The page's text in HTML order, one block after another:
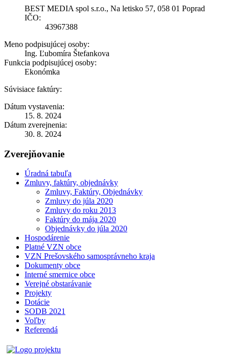
BEST MEDIA spol s.r.o., Na letisko 57, 058 01 Poprad
IČO:
43967388
Meno podpisujúcej osoby:
Ing. Ľubomíra Štefankova
Funkcia podpisujúcej osoby:
Ekonómka
Súvisiace faktúry:
Dátum vystavenia:
15. 8. 2024
Dátum zverejnenia:
30. 8. 2024
Zverejňovanie
Úradná tabuľa
Zmluvy, faktúry, objednávky
Zmluvy, Faktúry, Objednávky
Zmluvy do júla 2020
Zmluvy do roku 2013
Faktúry do mája 2020
Objednávky do júla 2020
Hospodárenie
Platné VZN obce
VZN Prešovského samosprávneho kraja
Dokumenty obce
Interné smernice obce
Verejné obstarávanie
Projekty
Dotácie
SODB 2021
Voľby
Referendá